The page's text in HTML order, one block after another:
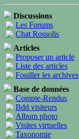
Discussions
Les Forums
Chat Rossolis
Articles
Proposer un article
Liste des articles
Fouiller les archives
Base de données
Compte-Rendus
Bdd visiteurs
Album photo
Visites virtuelles
Taxonomie